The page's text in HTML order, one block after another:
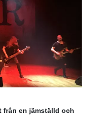
från en jämställd och